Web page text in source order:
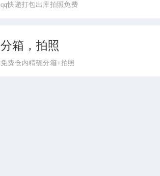
qq快递打包出库拍照免费
分箱，拍照
免费仓内精确分箱+拍照